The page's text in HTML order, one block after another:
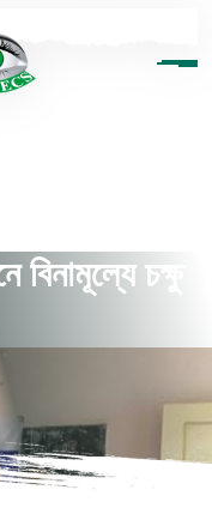
বিনামূল্যে চক্ষু